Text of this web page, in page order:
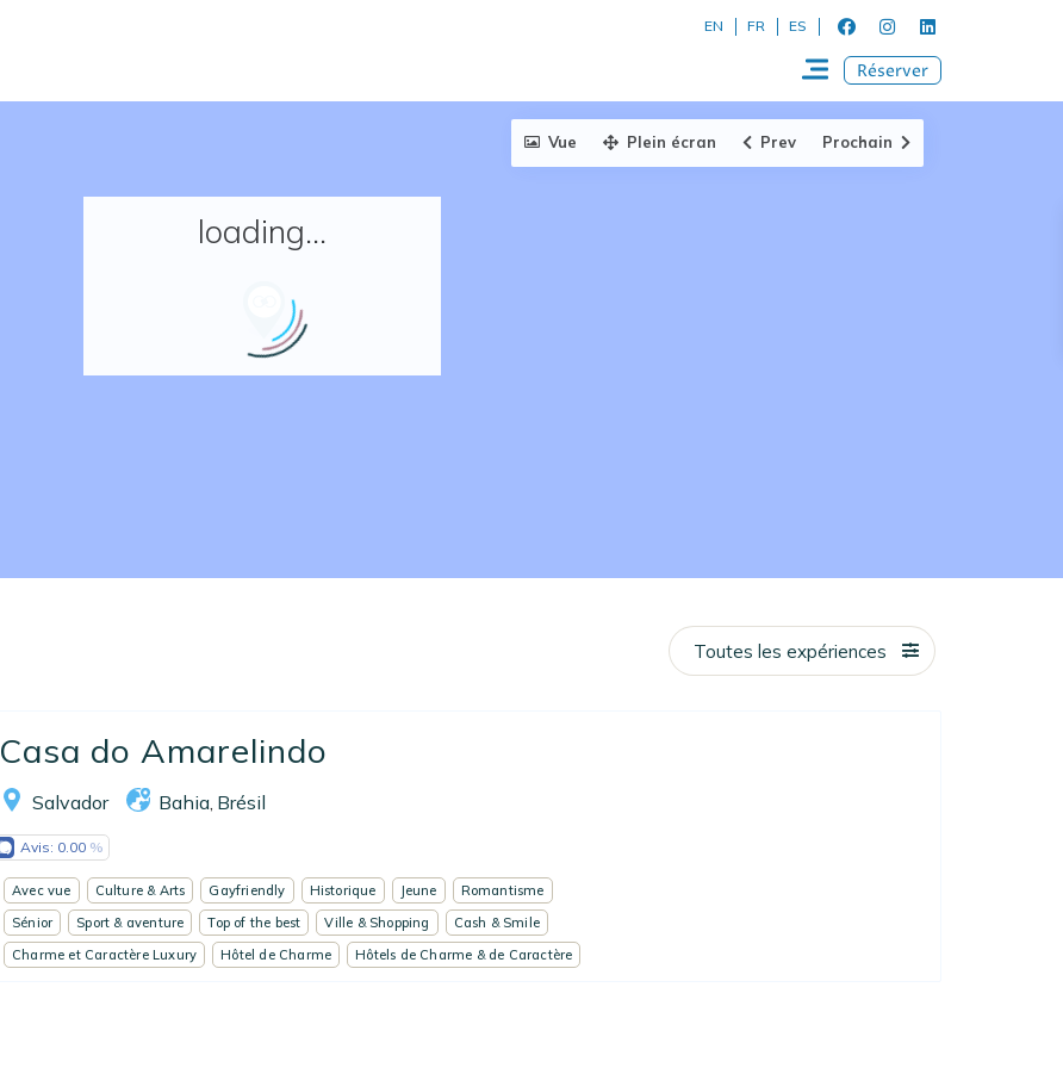
Réserver un séjour
EN FR ES
Réserver
loading...
Vue Plein écran Prev Prochain
Toutes les expériences
Casa do Amarelindo
Salvador Bahia Brésil
Avis: 0.00
Avec vue Culture & Arts Gayfriendly Historique Jeune
Romantisme
Sénior
Sport & aventure Top of the best Ville & Shopping
Cash & Smile
Charme et Caractère Luxury
Hôtel de Charme Hôtels de Charme & de Caractère